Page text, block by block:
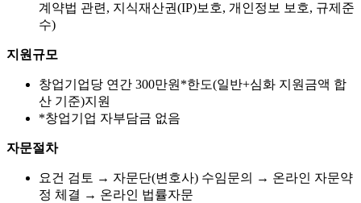
계약법 관련, 지식재산권(IP)보호, 개인정보 보호, 규제준
수)
지원규모
창업기업당 연간 300만원 *한도(일반+심화 지원금액 합
산 기준)지원
*창업기업 자부담금 없음
자문절차
요건 검토 → 자문단(변호사) 수임문의 → 온라인 자문약
정 체결 → 온라인 법률자문